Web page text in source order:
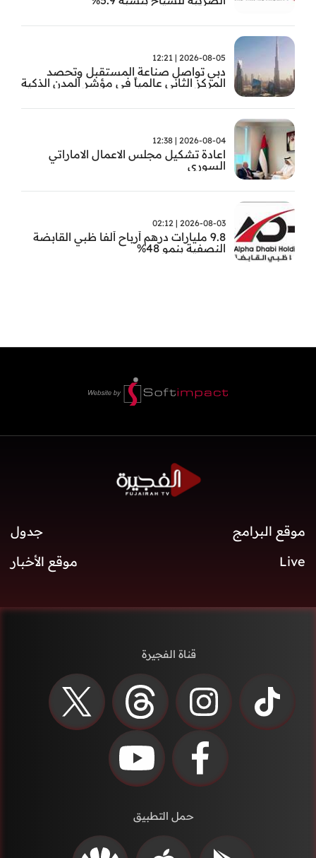
2026-08-05 | 12:21
دبي تواصل صناعة المستقبل وتحصد
المركز الثاني عالمياً في مؤشر المدن الذكية
2026-08-04 | 12:38
اعادة تشكيل مجلس الاعمال الاماراتي
السوري
2026-08-03 | 02:12
9.8 مليارات درهم أرباح ألفا ظبي القابضة
النصفية بنمو 48%
موقع البرامج
جدول
Live
موقع الأخبار
قناة الفجيرة
حمل التطبيق